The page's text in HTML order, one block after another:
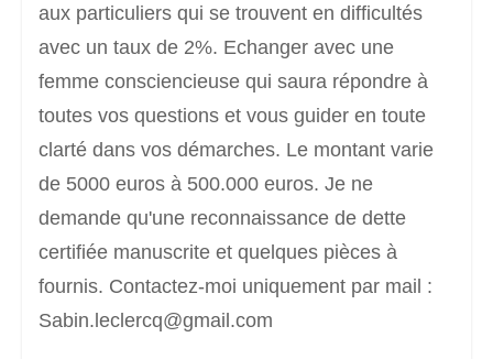
aux particuliers qui se trouvent en difficultés
avec un taux de 2%. Echanger avec une
femme consciencieuse qui saura répondre à
toutes vos questions et vous guider en toute
clarté dans vos démarches. Le montant varie
de 5000 euros à 500.000 euros. Je ne
demande qu'une reconnaissance de dette
certifiée manuscrite et quelques pièces à
fournis. Contactez-moi uniquement par mail :
Sabin.leclercq@gmail.com